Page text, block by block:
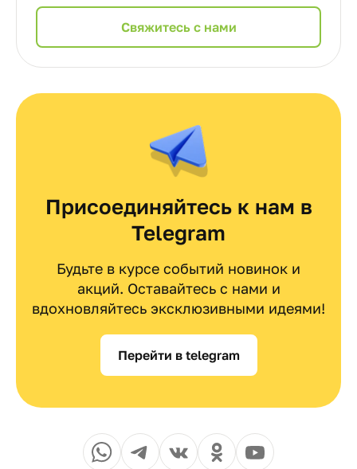
Cвяжитесь с нами
Присоединяйтесь к нам в
Telegram
Будьте в курсе событий новинок и
акций. Оставайтесь с нами и
вдохновляйтесь эксклюзивными идеями!
Перейти в telegram